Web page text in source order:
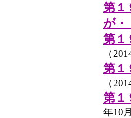
第１
が・
第１
（
第１
（
第１
年10